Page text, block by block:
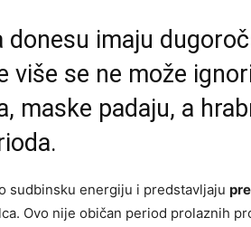
donesu imaju
više se ne može
maske padaju, a
sudbinsku energiju i predstavljaju
Ovo nije običan period prolaznih